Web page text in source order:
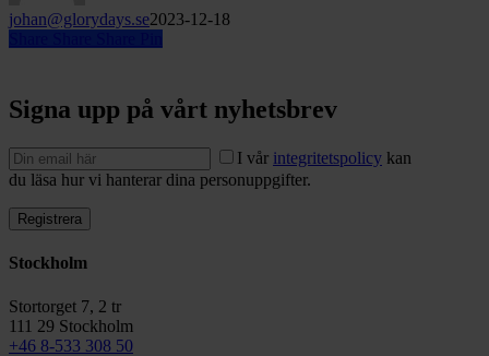
johan@glorydays.se2023-12-18
Signa upp på vårt nyhetsbrev
I vår integritetspolicy kan
du läsa hur vi hanterar dina personuppgifter.
Stockholm
Stortorget 7, 2 tr
111 29 Stockholm
+46 8-533 308 50